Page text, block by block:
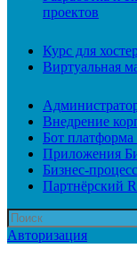
проектов
Курс для
Виртуальная
Внедрение
Бот
Приложения
Бизнес-
Партнёрский
Авторизация